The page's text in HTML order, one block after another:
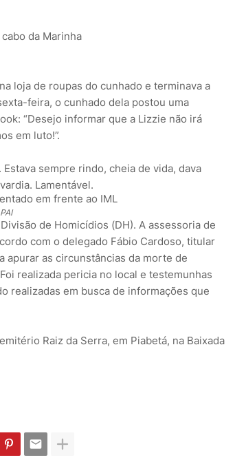
loja de roupas do cunhado e terminava a
feira, o cunhado dela postou uma
“Desejo informar que a Lizzie não irá
em luto!”.
sempre rindo, cheia de vida, dava
Lamentável.
PAI
de Homicídios (DH). A assessoria de
com o delegado Fábio Cardoso, titular
apurar as circunstâncias da morte de
realizada pericia no local e testemunhas
realizadas em busca de informações que
Raiz da Serra, em Piabetá, na Baixada